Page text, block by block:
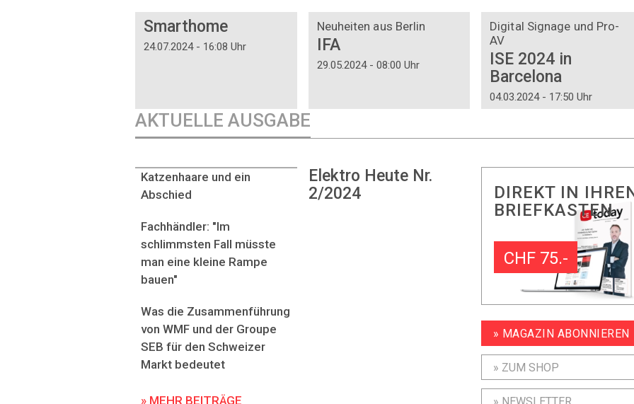
Smarthome
24.07.2024 - 16:08 Uhr
Neuheiten aus Berlin
IFA
29.05.2024 - 08:00 Uhr
Digital Signage und Pro-
AV
ISE 2024 in
Barcelona
04.03.2024 - 17:50 Uhr
AKTUELLE AUSGABE
Elektro Heute Nr.
2/2024
Katzenhaare und ein
Abschied
Fachhändler: "Im
schlimmsten Fall müsste
man eine kleine Rampe
bauen"
Was die Zusammenführung
von WMF und der Groupe
SEB für den Schweizer
Markt bedeutet
» MEHR BEITRÄGE
DIREKT IN
BRIEFKASTEN
CHF 75.-
» MAGAZIN ABONNIEREN
» ZUM SHOP